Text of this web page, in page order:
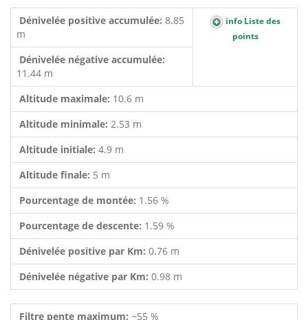
Dénivelée positive accumulée: 8.85
m
info Liste des
points
Dénivelée négative accumulée:
11.44 m
Altitude maximale: 10.6 m
Altitude minimale: 2.53 m
Altitude initiale: 4.9 m
Altitude finale: 5 m
Pourcentage de montée: 1.56 %
Pourcentage de descente: 1.59 %
Dénivelée positive par Km: 0.76 m
Dénivelée négative par Km: 0.98 m
Filtre pente maximum: ~55 %